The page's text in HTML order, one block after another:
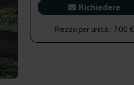
Richiedere
Prezzo per unità.: 7,00 €